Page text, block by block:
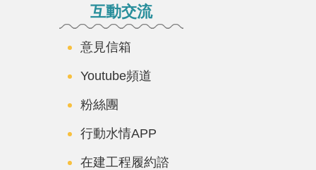
互動交流
意見信箱
Youtube頻道
粉絲團
行動水情APP
在建工程履約諮